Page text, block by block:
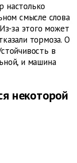
настолько
смысле слова
за этого может
тормоза. О
в
и машина
некоторой